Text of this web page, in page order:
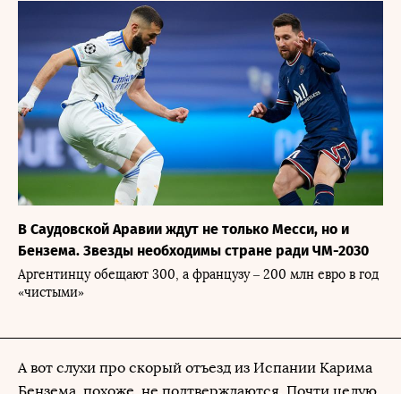
В Саудовской Аравии ждут не только Месси, но и
Бензема. Звезды необходимы стране ради ЧМ-2030
Аргентинцу обещают 300, а французу – 200 млн евро в год
«чистыми»
А вот слухи про скорый отъезд из Испании Карима